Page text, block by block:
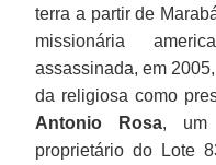
terra a partir de
missionária
assassinada, em
da religiosa como
Antonio Rosa, um
proprietário do Lote